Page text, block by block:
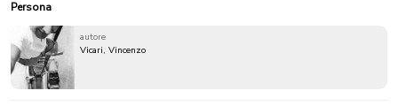
Persona
autore
Vicari, Vincenzo